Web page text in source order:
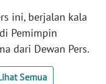
ini, berjalan kala
Pemimpin
dari Dewan Pers.
Semua